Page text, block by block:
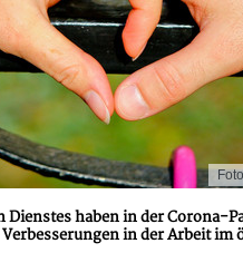
haben in der Corona-
in der Arbeit